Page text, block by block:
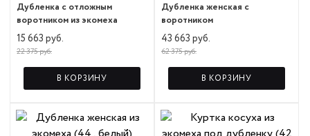
Дубленка с отложным
воротником из экомеха
15 663 руб.
22 375 руб.
В КОРЗИНУ
Дубленка женская с
воротником
43 663 руб.
62 375 руб.
В КОРЗИНУ